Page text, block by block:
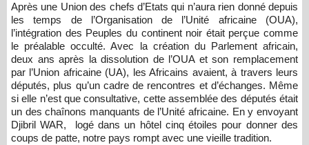
Après une Union des chefs d’Etats qui n’aura rien donné depuis
les temps de l’Organisation de l’Unité africaine (OUA),
l’intégration des Peuples du continent noir était perçue comme
le préalable occulté. Avec la création du Parlement africain,
deux ans après la dissolution de l’OUA et son remplacement
par l’Union africaine (UA), les Africains avaient, à travers leurs
députés, plus qu’un cadre de rencontres et d’échanges. Même
si elle n’est que consultative, cette assemblée des députés était
un des chaînons manquants de l’Unité africaine. En y envoyant
Djibril WAR, logé dans un hôtel cinq étoiles pour donner des
coups de patte, notre pays rompt avec une vieille tradition.